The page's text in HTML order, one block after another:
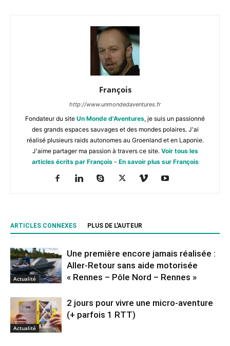
François
http://www.unmondedaventures.fr
Fondateur du site Un Monde d'Aventures, je suis un passionné
des grands espaces sauvages et des mondes polaires. J'ai
réalisé plusieurs raids autonomes au Groenland et en Laponie.
J'aime partager ma passion à travers ce site. Voir tous les
articles écrits par François- En savoir plus sur François
ARTICLES CONNEXES PLUS DE L'AUTEUR
Actualité
Une première encore jamais réalisée :
Aller-Retour sans aide motorisée
« Rennes – Pôle Nord – Rennes »
Actualité
2 jours pour vivre une micro-aventure
(+ parfois 1 RTT)